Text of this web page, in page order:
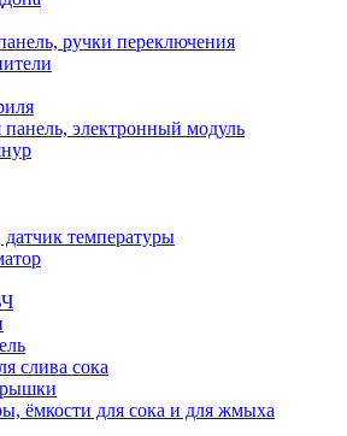
ручки переключения
панель, электронный модуль
датчик температуры
слива сока
ёмкости для сока и для жмыха